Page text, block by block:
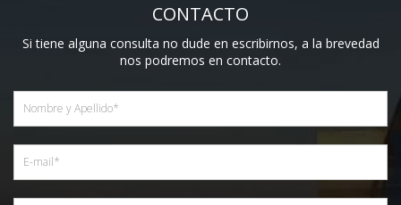
CONTACTO
Si tiene alguna consulta no dude en escribirnos, a la brevedad
nos podremos en contacto.